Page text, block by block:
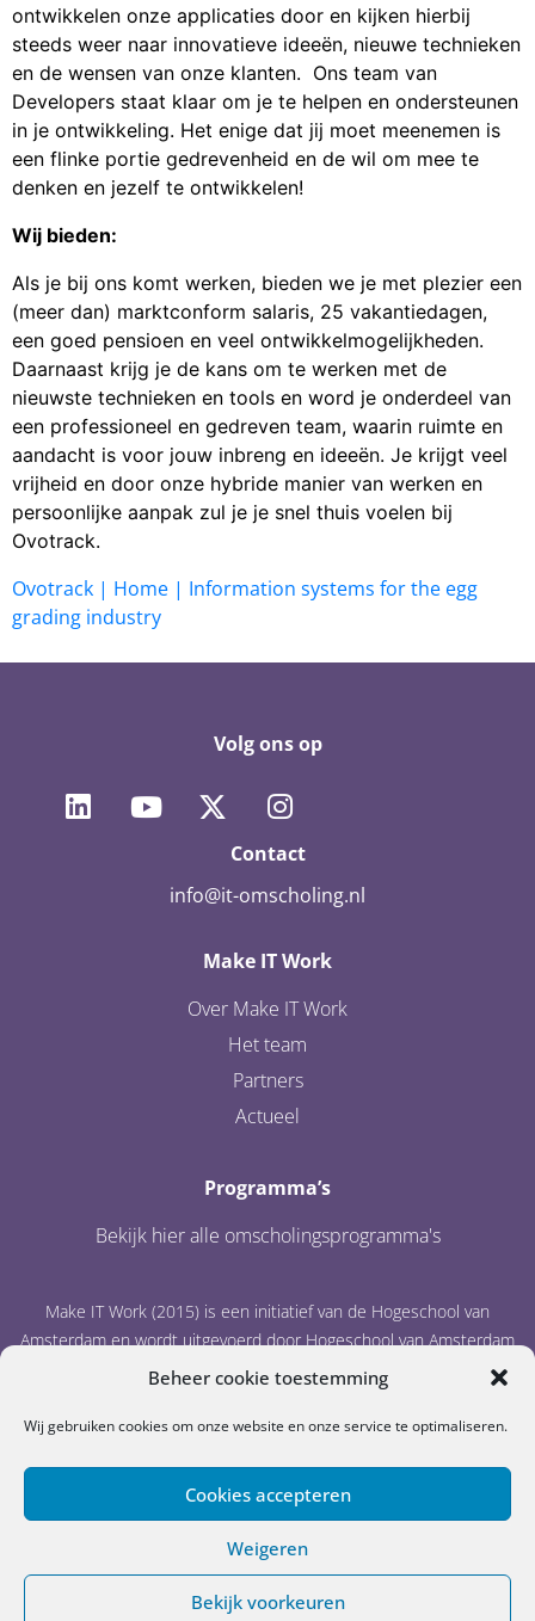
Beheer cookie toestemming
Wij gebruiken cookies om onze website en onze service te optimaliseren.
Cookies accepteren
Weigeren
Bekijk voorkeuren
ontwikkelen onze applicaties door en kijken hierbij
steeds weer naar innovatieve ideeën, nieuwe technieken
en de wensen van onze klanten. Ons team van
Developers staat klaar om je te helpen en ondersteunen
in je ontwikkeling. Het enige dat jij moet meenemen is
een flinke portie gedrevenheid en de wil om mee te
denken en jezelf te ontwikkelen!
Wij bieden:
Als je bij ons komt werken, bieden we je met plezier een
(meer dan) marktconform salaris, 25 vakantiedagen,
een goed pensioen en veel ontwikkelmogelijkheden.
Daarnaast krijg je de kans om te werken met de
nieuwste technieken en tools en word je onderdeel van
een professioneel en gedreven team, waarin ruimte en
aandacht is voor jouw inbreng en ideeën. Je krijgt veel
vrijheid en door onze hybride manier van werken en
persoonlijke aanpak zul je je snel thuis voelen bij
Ovotrack.
Ovotrack | Home | Information systems for the egg
grading industry
Volg ons op
Contact
info@it-omscholing.nl
Make IT Work
Over Make IT Work
Het team
Partners
Actueel
Programma’s
Bekijk hier alle omscholingsprogramma's
Make IT Work (2015) is een initiatief van de Hogeschool van
Amsterdam en wordt uitgevoerd door Hogeschool van Amsterdam
en IT Academy Noord-Nederland.
Privacystatement